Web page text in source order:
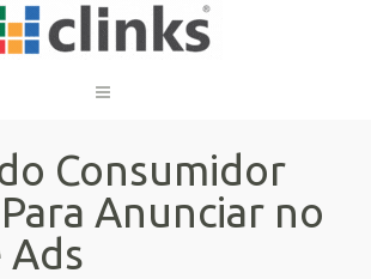
Consumidor
Anunciar no
Ads